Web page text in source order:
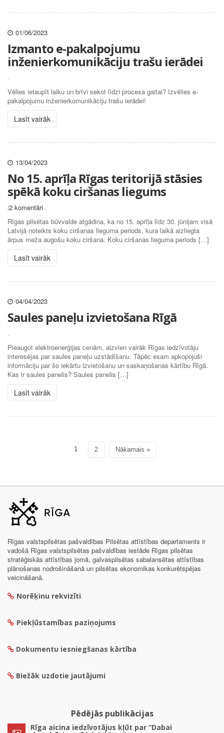
01/06/2023
Izmanto e-pakalpojumu
inženierkomunikāciju trašu ierādei
.
Vēlies ietaupīt laiku un brīvi sekot līdzi procesa gaitai? Izvēlies e-
pakalpojumu inženierkomunikāciju trašu ierādei!
Lasīt vairāk
13/04/2023
No 15. aprīļa Rīgas teritorijā stāsies
spēkā koku ciršanas liegums
|2 komentāri .
Rīgas pilsētas būvvalde atgādina, ka no 15. aprīļa līdz 30. jūnijam visā
Latvijā noteikts koku ciršanas lieguma periods, kura laikā aizliegta
ārpus meža augošu koku ciršana. Koku ciršanas lieguma periods […]
Lasīt vairāk
04/04/2023
Saules paneļu izvietošana Rīgā
.
Pieaugot elektroenerģijas cenām, aizvien vairāk Rīgas iedzīvotāju
interesējas par saules paneļu uzstādīšanu. Tāpēc esam apkopojuši
informāciju par šo iekārtu izvietošanu un saskaņošanas kārtību Rīgā.
Kas ir saules panelis? Saules panelis […]
Lasīt vairāk
1 2 Nākamais »
Rīgas valstspilsētas pašvaldības Pilsētas attīstības departaments ir
vadošā Rīgas valstspilsētas pašvaldības iestāde Rīgas pilsētas
stratēģiskās attīstības jomā, galvaspilsētas sabalansētas attīstības
plānošanas nodrošināšanā un pilsētas ekonomikas konkurētspējas
veicināšanā.
Norēķinu rekvizīti
Piekļūstamības paziņojums
Dokumentu iesniegšanas kārtība
Biežāk uzdotie jautājumi
Pēdējās publikācijas
Rīga aicina iedzīvotājus kļūt par “Dabai